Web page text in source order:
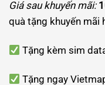
Giá sau khuyến mãi:
quà tặng khuyến mãi
Tặng kèm sim
Tặng ngay